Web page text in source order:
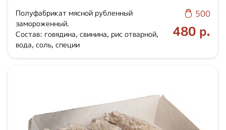
Полуфабрикат мясной рубленный
замороженный.
Состав: говядина, свинина, рис отварной,
вода, соль, специи
500
480 р.